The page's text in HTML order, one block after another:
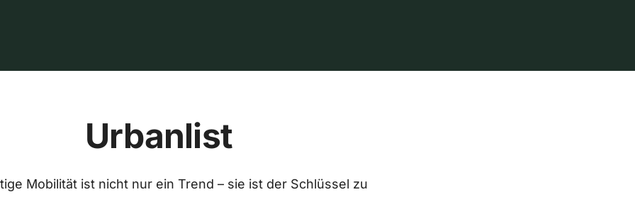
Urbanlist
Mobilität ist nicht nur ein Trend – sie ist der Schlüssel zu